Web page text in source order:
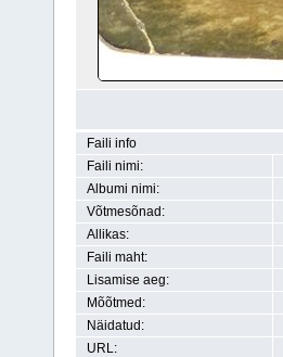
Faili info
Faili nimi:
Albumi nimi:
Võtmesõnad:
Allikas:
Faili maht:
Lisamise aeg:
Mõõtmed:
Näidatud:
URL: